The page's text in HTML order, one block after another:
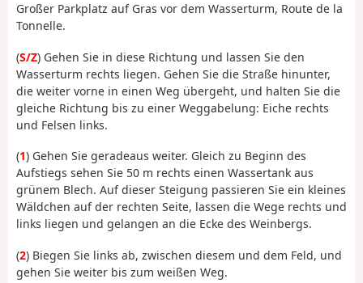
Großer Parkplatz auf Gras vor dem Wasserturm, Route de la
Tonnelle.
(S/Z) Gehen Sie in diese Richtung und lassen Sie den
Wasserturm rechts liegen. Gehen Sie die Straße hinunter,
die weiter vorne in einen Weg übergeht, und halten Sie die
gleiche Richtung bis zu einer Weggabelung: Eiche rechts
und Felsen links.
(1) Gehen Sie geradeaus weiter. Gleich zu Beginn des
Aufstiegs sehen Sie 50 m rechts einen Wassertank aus
grünem Blech. Auf dieser Steigung passieren Sie ein kleines
Wäldchen auf der rechten Seite, lassen die Wege rechts und
links liegen und gelangen an die Ecke des Weinbergs.
(2) Biegen Sie links ab, zwischen diesem und dem Feld, und
gehen Sie weiter bis zum weißen Weg.